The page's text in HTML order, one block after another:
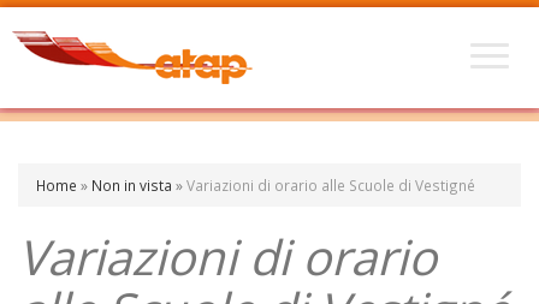
Home » Non in vista »Variazioni di orario alle Scuole di Vestigné
Variazioni di orario